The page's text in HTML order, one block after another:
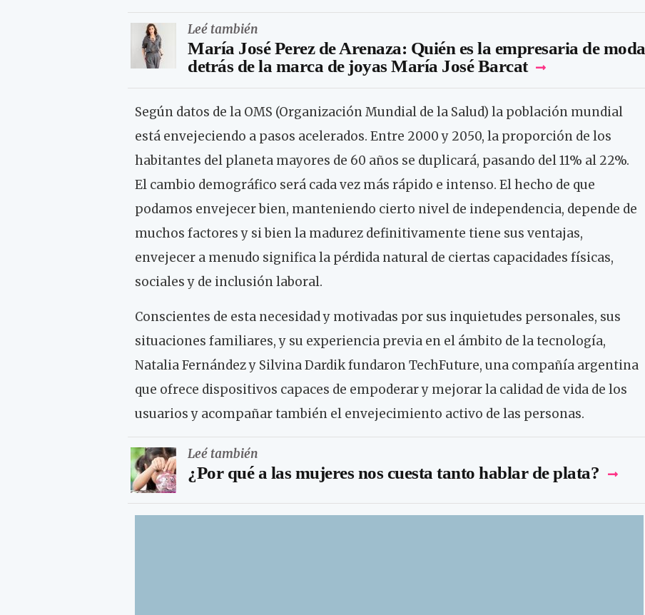
Leé también
María José Perez de Arenaza: Quién es la empresaria de moda
detrás de la marca de joyas María José Barcat
Según datos de la OMS (Organización Mundial de la Salud) la población mundial
está envejeciendo a pasos acelerados. Entre 2000 y 2050, la proporción de los
habitantes del planeta mayores de 60 años se duplicará, pasando del 11% al 22%.
El cambio demográfico será cada vez más rápido e intenso. El hecho de que
podamos envejecer bien, manteniendo cierto nivel de independencia, depende de
muchos factores y si bien la madurez definitivamente tiene sus ventajas,
envejecer a menudo significa la pérdida natural de ciertas capacidades físicas,
sociales y de inclusión laboral.
Conscientes de esta necesidad y motivadas por sus inquietudes personales, sus
situaciones familiares, y su experiencia previa en el ámbito de la tecnología,
Natalia Fernández y Silvina Dardik fundaron TechFuture, una compañía argentina
que ofrece dispositivos capaces de empoderar y mejorar la calidad de vida de los
usuarios y acompañar también el envejecimiento activo de las personas.
Leé también
¿Por qué a las mujeres nos cuesta tanto hablar de plata?